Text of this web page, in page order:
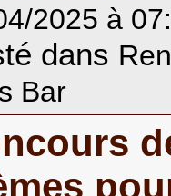
2025 à
dans
Bar